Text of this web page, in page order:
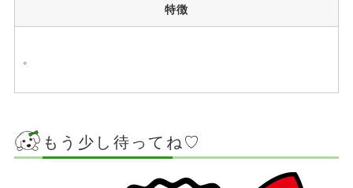
特徴
。
もう少し待ってね♡